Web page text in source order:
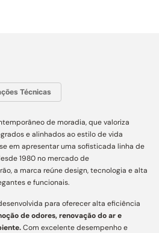
Técnicas
de moradia, que valoriza
e alinhados ao estilo de vida
em apresentar uma sofisticada linha de
1980 no mercado de
a marca reúne design, tecnologia e alta
e funcionais.
para oferecer alta eficiência
de odores, renovação do ar e
Com excelente desempenho e